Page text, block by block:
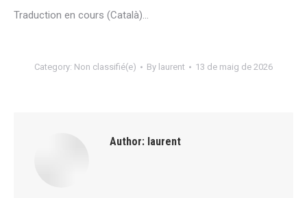
Traduction en cours (Català)…
Category: Non classifié(e) By laurent 13 de maig de 2026
Author: laurent